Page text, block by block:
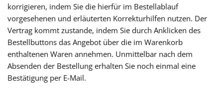
korrigieren, indem Sie die hierfür im Bestellablauf
vorgesehenen und erläuterten Korrekturhilfen nutzen. Der
Vertrag kommt zustande, indem Sie durch Anklicken des
Bestellbuttons das Angebot über die im Warenkorb
enthaltenen Waren annehmen. Unmittelbar nach dem
Absenden der Bestellung erhalten Sie noch einmal eine
Bestätigung per E-Mail.